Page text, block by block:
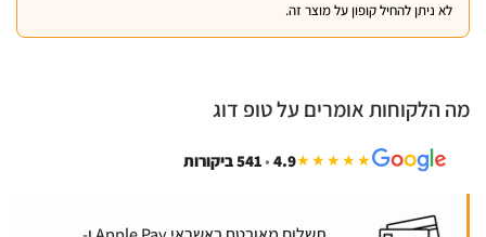
לא ניתן להחיל קופון על מוצר זה.
מה הלקוחות אומרים על טופ דוג
★★★★★
4.9
•541 ביקורות